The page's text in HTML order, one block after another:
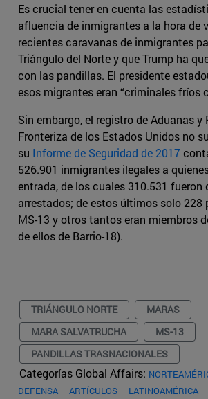
Es crucial tener en cuenta las
afluencia de inmigrantes a la hora de
recientes caravanas de inmigrantes
Triángulo del Norte y que Trump ha
con las pandillas. El presidente
esos migrantes eran “criminales fríos
Sin embargo, el registro de Aduanas y
Fronteriza de los Estados Unidos no
su Informe de Seguridad de 2017
526.901 inmigrantes ilegales a
entrada, de los cuales 310.531 fueron
arrestados; de estos últimos solo 228
MS-13 y otros tantos eran miembros
de ellos de Barrio-18).
TRIÁNGULO NORTE
MARAS
MARA SALVATRUCHA
MS-13
PANDILLAS TRASNACIONALES
Categorías Global Affairs:
DEFENSA
ARTÍCULOS LATINOAMÉRICA